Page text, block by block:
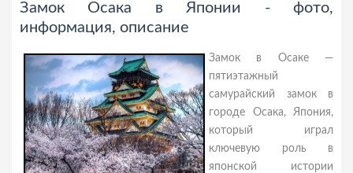
Замок Осака в Японии - фото,
информация, описание
Замок в Осаке —
пятиэтажный
самурайский замок в
городе Осака, Япония,
который играл
ключевую роль в
японской истории